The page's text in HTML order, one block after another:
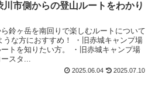
川市側からの登山ルートをわかり
鈴ヶ岳を南回りで楽しむルートについて
うな方におすすめ！ ・旧赤城キャンプ場
トを知りたい方。 ・旧赤城キャンプ場
スタ...
2025.06.04 2025.07.10